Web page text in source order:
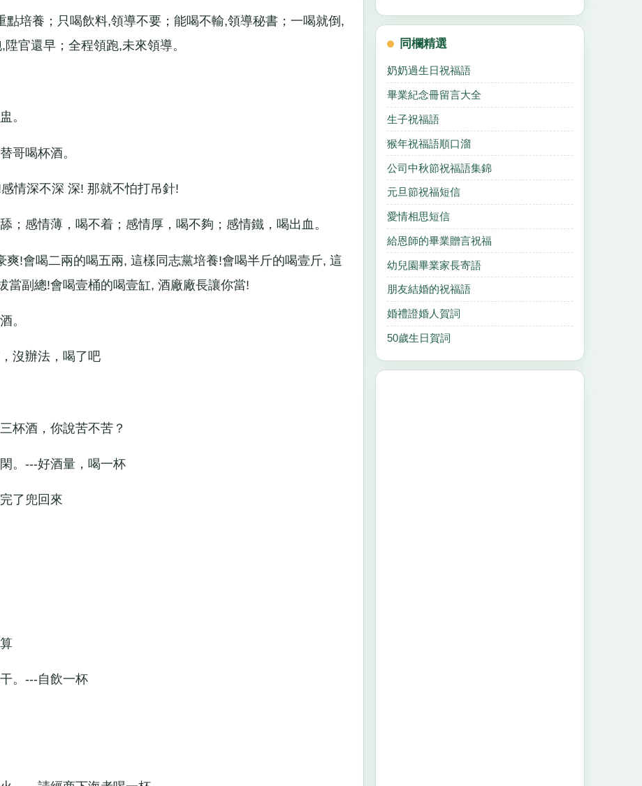
培養；只喝飲料,領導不要；能喝不輸,領導秘書；一喝就倒,
官還早；全程領跑,未來領導。
。
喝杯酒。
深不深 深! 那就不怕打吊針!
感情薄，喝不着；感情厚，喝不夠；感情鐵，喝出血。
!會喝二兩的喝五兩, 這樣同志黨培養!會喝半斤的喝壹斤, 這
當副總!會喝壹桶的喝壹缸, 酒廠廠長讓你當!
。
沒辦法，喝了吧
酒，你說苦不苦？
。---好酒量，喝一杯
了兜回來
。---自飲一杯
同欄精選
奶奶過生日祝福語
畢業紀念冊留言大全
生子祝福語
猴年祝福語順口溜
公司中秋節祝福語集錦
元旦節祝福短信
愛情相思短信
給恩師的畢業贈言祝福
幼兒園畢業家長寄語
朋友結婚的祝福語
婚禮證婚人賀詞
50歲生日賀詞